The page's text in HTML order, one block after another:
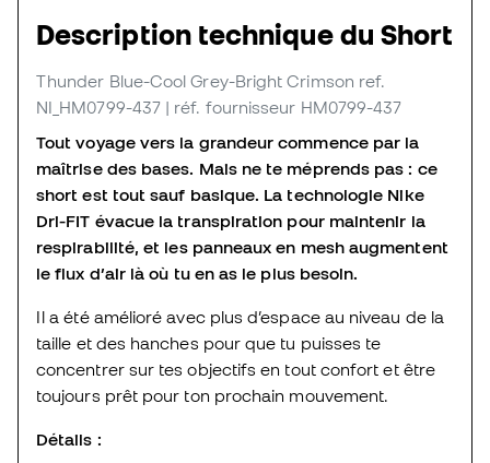
Description technique du Short
Thunder Blue-Cool Grey-Bright Crimson ref.
NI_HM0799-437 | réf. fournisseur HM0799-437
Tout voyage vers la grandeur commence par la
maîtrise des bases. Mais ne te méprends pas : ce
short est tout sauf basique. La technologie Nike
Dri-FIT évacue la transpiration pour maintenir la
respirabilité, et les panneaux en mesh augmentent
le flux d’air là où tu en as le plus besoin.
Il a été amélioré avec plus d’espace au niveau de la
taille et des hanches pour que tu puisses te
concentrer sur tes objectifs en tout confort et être
toujours prêt pour ton prochain mouvement.
Détails :